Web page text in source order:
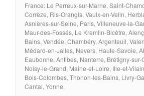
France: Le Perreux-sur-Marne, Saint-
Corrèze, Ris-Orangis, Vaulx-en-Velin,
Asnières-sur-Seine, Paris, Villeneuve-la-
Maur-des-Fossés, Le Kremlin-Bicêtre,
Bains, Vendée, Chambéry, Argenteuil,
Médard-en-Jalles, Nevers, Haute-Savoie,
Eaubonne, Antibes, Nanterre, Brétigny-sur-
Noisy-le-Grand, Maine-et-Loire, Ille-et-
Bois-Colombes, Thonon-les-Bains, Livry-
Cantal, Yonne.